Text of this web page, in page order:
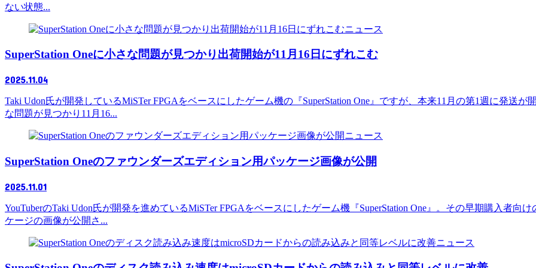
ない状態...
ニュース
SuperStation Oneに小さな問題が見つかり出荷開始が11月16日にずれこむ
2025.11.04
Taki Udon氏が開発しているMiSTer FPGAをベースにしたゲーム機の『SuperStation One』ですが、本来11月の第1週に発送
な問題が見つかり11月16...
ニュース
SuperStation Oneのファウンダーズエディション用パッケージ画像が公開
2025.11.01
YouTuberのTaki Udon氏が開発を進めているMiSTer FPGAをベースにしたゲーム機『SuperStation One』。その早期購入者向
ケージの画像が公開さ...
ニュース